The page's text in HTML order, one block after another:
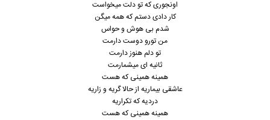
اونجوری که تو دلت میخواست
کار دادی دستم که همه میگن
شدم بی هوش و حواس
من تورو دوست دارمت
تو دلم هنوز دارمت
ثانیه ای میشمارمت
همینه همینی که هست
عاشقی بیماریه از حالا گریه و زاریه
دردیه که تکراریه
همینه همینی که هست